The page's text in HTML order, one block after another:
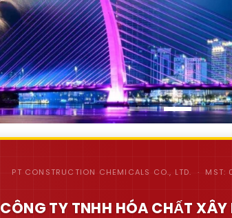
PT CONSTRUCTION CHEMICALS CO., LTD. ·
CÔNG TY TNHH HÓA CHẤT XÂY